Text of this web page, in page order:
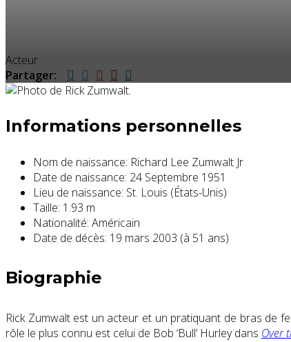
Acteur
Partager:
Informations personnelles
Nom de naissance: Richard Lee Zumwalt Jr
Date de naissance: 24 Septembre 1951
Lieu de naissance: St. Louis (États-Unis)
Taille: 1.93 m
Nationalité: Américain
Date de décès: 19 mars 2003 (à 51 ans)
Biographie
Rick Zumwalt est un acteur et un pratiquant de bras de
rôle le plus connu est celui de Bob ‘Bull’ Hurley dans Over